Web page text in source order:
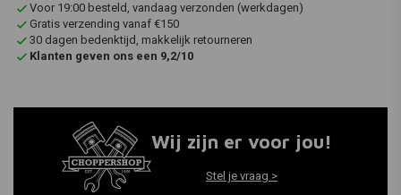
Voor 19:00 besteld, vandaag verzonden (werkdagen)
Gratis verzending vanaf €150
30 dagen bedenktijd, makkelijk retourneren
Klanten geven ons een 9,2/10
Wij zijn er voor jou!
Stel je vraag >